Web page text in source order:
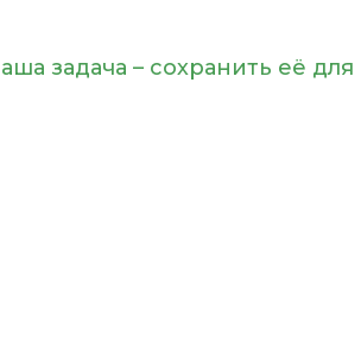
задача – сохранить её для